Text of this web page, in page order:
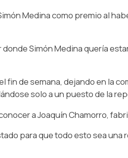
Medina como premio al
Simón Medina quería
fin de semana, dejando en la
solo a un puesto de la
a Joaquín Chamorro,
para que todo esto sea una